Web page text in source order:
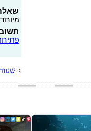
>